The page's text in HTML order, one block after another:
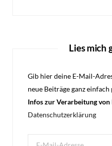
Lies mich
Gib hier deine E-Mail-
neue Beiträge ganz
Infos zur Verarbeitung von
Datenschutzerklärung